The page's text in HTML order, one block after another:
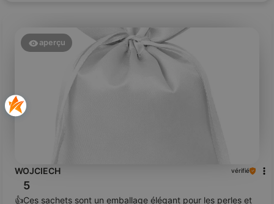
aperçu
WOJCIECH vérifié
5
👍️Ces sachets sont un emballage élégant pour les perles et